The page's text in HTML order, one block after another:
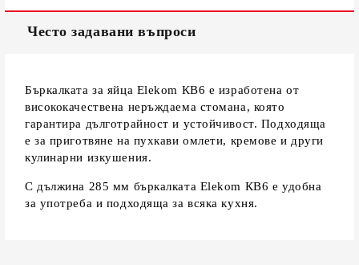
Често задавани въпроси
Бъркалката за яйца Elekom КВ6 е изработена от
висококачествена неръждаема стомана, която
гарантира дълготрайност и устойчивост. Подходяща
е за приготвяне на пухкави омлети, кремове и други
кулинарни изкушения.
С дължина 285 мм бъркалката Elekom КВ6 е удобна
за употреба и подходяща за всяка кухня.